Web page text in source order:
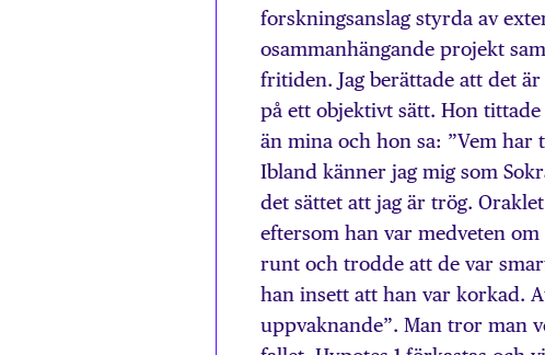
forskningsanslag styrda av
osammanhängande projekt
fritiden. Jag berättade att det
på ett objektivt sätt. Hon
än mina och hon sa: ”Vem har
Ibland känner jag mig som
det sättet att jag är trög.
eftersom han var medveten
runt och trodde att de var
han insett att han var korkad.
uppvaknande”. Man tror man